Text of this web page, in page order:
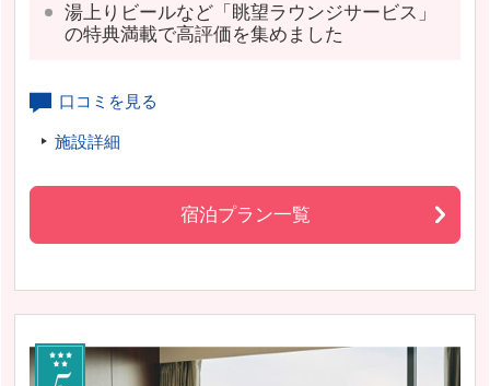
湯上りビールなど「眺望ラウンジサービス」
の特典満載で高評価を集めました
口コミを見る
施設詳細
宿泊プラン一覧